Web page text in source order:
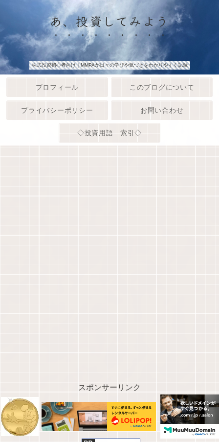
あ、投資してみよう
株式投資初心者向け｜MMPAが日々の学びや気づきをわかりやすく記録
プロフィール このブログについて
プライバシーポリシー お問い合わせ
◇投資用語 索引◇
スポンサーリンク